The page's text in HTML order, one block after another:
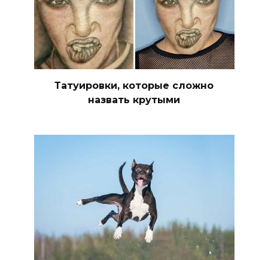
Татуировки, которые сложно
назвать крутыми